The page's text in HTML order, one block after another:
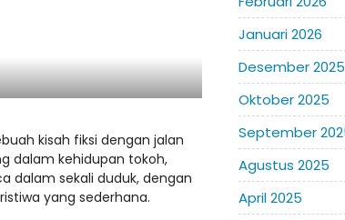
kisah fiksi dengan jalan
dalam kehidupan tokoh,
dalam sekali duduk, dengan
yang sederhana.
Januari 2026
Desember 2025
Oktober 2025
September
Agustus 2025
April 2025